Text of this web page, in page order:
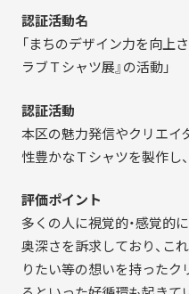
認証活動名
「まちのデザイン力を向上
ラブＴシャツ展』の活動」
認証活動
本区の魅力発信やクリエイ
性豊かなＴシャツを製作し
評価ポイント
多くの人に視覚的・感覚的
奥深さを訴求しており、こ
りたい等の想いを持ったク